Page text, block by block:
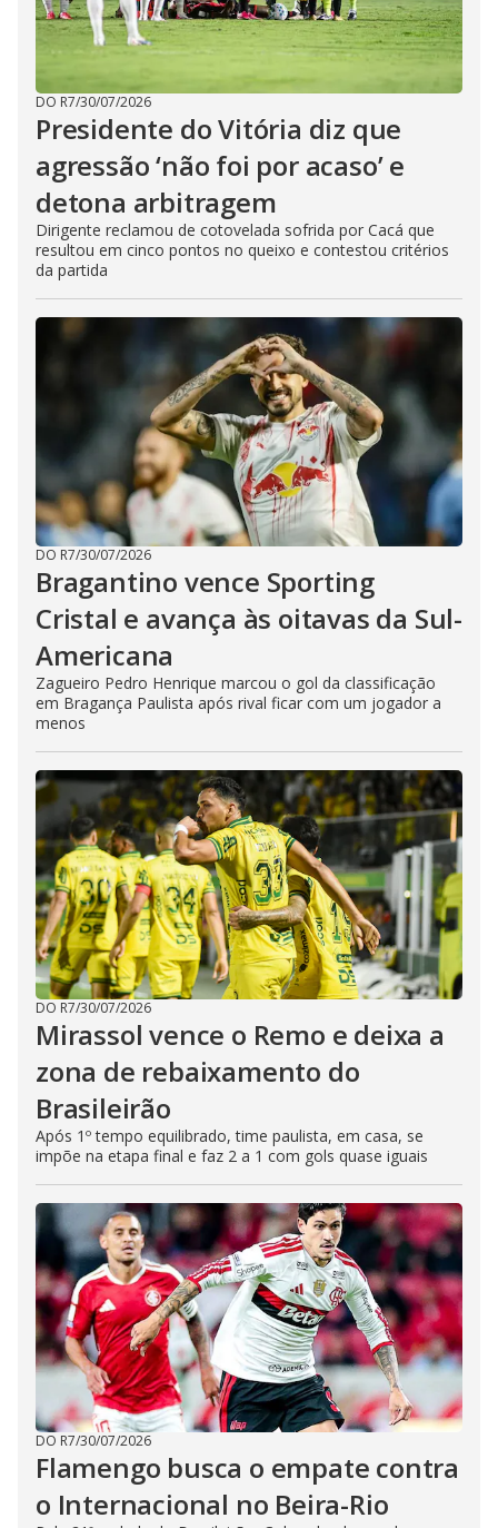
DO R7/30/07/2026
Presidente do Vitória diz que
agressão ‘não foi por acaso’ e
detona arbitragem
Dirigente reclamou de cotovelada sofrida por Cacá que
resultou em cinco pontos no queixo e contestou critérios
da partida
DO R7/30/07/2026
Bragantino vence Sporting
Cristal e avança às oitavas da Sul-
Americana
Zagueiro Pedro Henrique marcou o gol da classificação
em Bragança Paulista após rival ficar com um jogador a
menos
DO R7/30/07/2026
Mirassol vence o Remo e deixa a
zona de rebaixamento do
Brasileirão
Após 1º tempo equilibrado, time paulista, em casa, se
impõe na etapa final e faz 2 a 1 com gols quase iguais
DO R7/30/07/2026
Flamengo busca o empate contra
o Internacional no Beira-Rio